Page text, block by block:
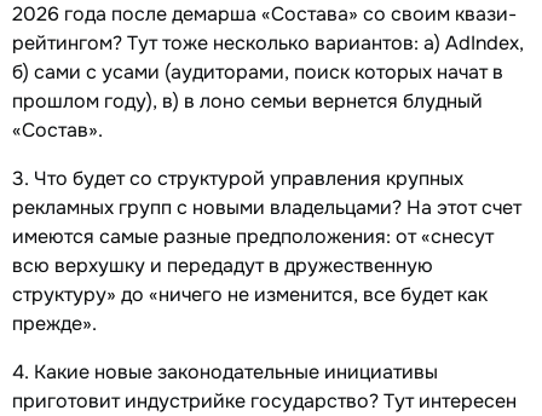
2026 года после демарша «Состава» со своим квази-
рейтингом? Тут тоже несколько вариантов: а) AdIndex,
б) сами с усами (аудиторами, поиск которых начат в
прошлом году), в) в лоно семьи вернется блудный
«Состав».
3. Что будет со структурой управления крупных
рекламных групп с новыми владельцами? На этот счет
имеются самые разные предположения: от «снесут
всю верхушку и передадут в дружественную
структуру» до «ничего не изменится, все будет как
прежде».
4. Какие новые законодательные инициативы
приготовит индустрийке государство? Тут интересен